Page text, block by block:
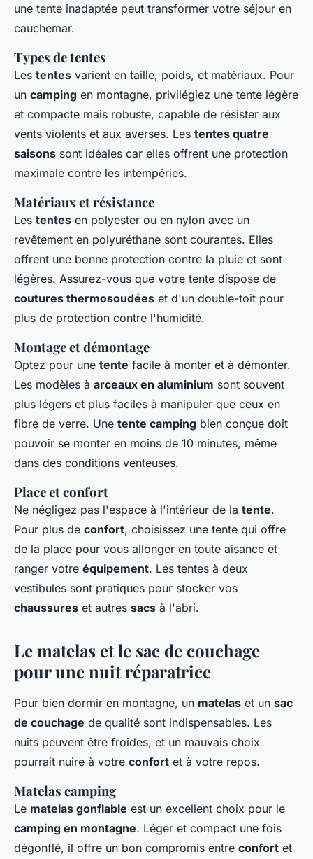
une tente inadaptée peut transformer votre séjour en
cauchemar.
Types de tentes
Les tentes varient en taille, poids, et matériaux. Pour
un camping en montagne, privilégiez une tente légère
et compacte mais robuste, capable de résister aux
vents violents et aux averses. Les tentes quatre
saisons sont idéales car elles offrent une protection
maximale contre les intempéries.
Matériaux et résistance
Les tentes en polyester ou en nylon avec un
revêtement en polyuréthane sont courantes. Elles
offrent une bonne protection contre la pluie et sont
légères. Assurez-vous que votre tente dispose de
coutures thermosoudées et d'un double-toit pour
plus de protection contre l'humidité.
Montage et démontage
Optez pour une tente facile à monter et à démonter.
Les modèles à arceaux en aluminium sont souvent
plus légers et plus faciles à manipuler que ceux en
fibre de verre. Une tente camping bien conçue doit
pouvoir se monter en moins de 10 minutes, même
dans des conditions venteuses.
Place et confort
Ne négligez pas l'espace à l'intérieur de la tente.
Pour plus de confort, choisissez une tente qui offre
de la place pour vous allonger en toute aisance et
ranger votre équipement. Les tentes à deux
vestibules sont pratiques pour stocker vos
chaussures et autres sacs à l'abri.
Le matelas et le sac de couchage
pour une nuit réparatrice
Pour bien dormir en montagne, un matelas et un sac
de couchage de qualité sont indispensables. Les
nuits peuvent être froides, et un mauvais choix
pourrait nuire à votre confort et à votre repos.
Matelas camping
Le matelas gonflable est un excellent choix pour le
camping en montagne. Léger et compact une fois
dégonflé, il offre un bon compromis entre confort et